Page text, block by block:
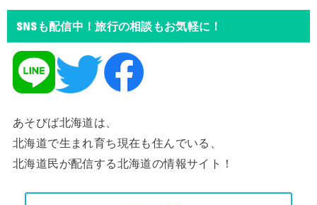
SNSも配信中！旅行の相談もお気軽に！
あそびば北海道は、
北海道で生まれ育ち現在も住んでいる、
北海道民が配信する北海道の情報サイト！